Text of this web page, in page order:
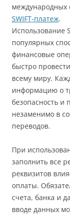
международных
SWIFT-платеж.
Использование
популярных
финансовые
быстро
всему миру.
информацию о
безопасность и
незаменимо в
переводов.
При
заполнить все
реквизитов
оплаты.
счета, банка и
вводе данных